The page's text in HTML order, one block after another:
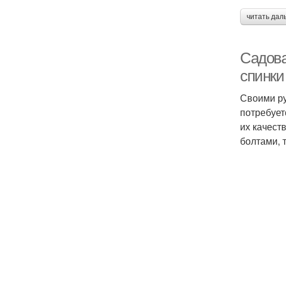
читать
спинки
Своими
их
болтами,